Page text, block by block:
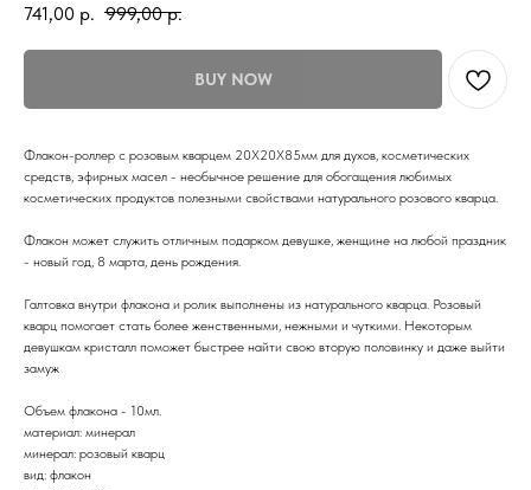
741,00 р. 999,00 р.
BUY NOW
Флакон-роллер с розовым кварцем 20Х20Х85мм для духов, косметических
средств, эфирных масел - необычное решение для обогащения любимых
косметических продуктов полезными свойствами натурального розового кварца.
Флакон может служить отличным подарком девушке, женщине на любой праздник
- новый год, 8 марта, день рождения.
Галтовка внутри флакона и ролик выполнены из натурального кварца. Розовый
кварц помогает стать более женственными, нежными и чуткими. Некоторым
девушкам кристалл поможет быстрее найти свою вторую половинку и даже выйти
замуж
Объем флакона - 10мл.
материал: минерал
минерал: розовый кварц
вид: флакон